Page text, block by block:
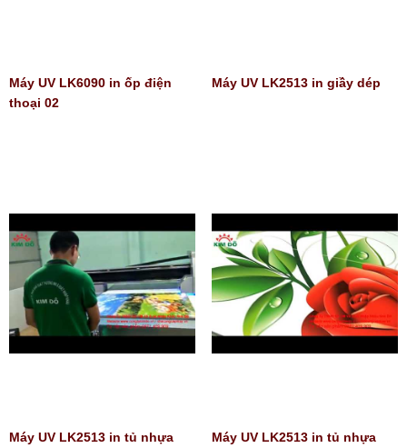
Máy UV LK6090 in ốp điện
thoại 02
Máy UV LK2513 in giầy dép
Máy UV LK2513 in tủ nhựa
Máy UV LK2513 in tủ nhựa